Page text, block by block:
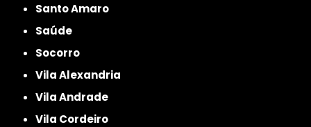
Santo Amaro
Saúde
Socorro
Vila Alexandria
Vila Andrade
Vila Cordeiro